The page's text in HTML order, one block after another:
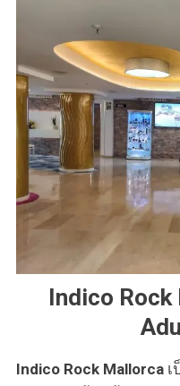
Indico
Indico Rock Mallorcaเ